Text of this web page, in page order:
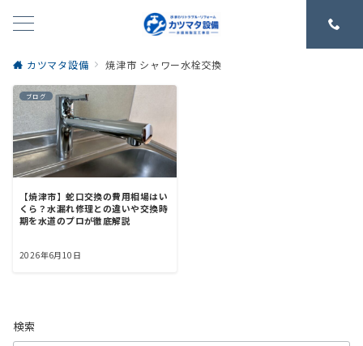
カツマタ設備 焼津市 シャワー水栓交換
ブログ
【焼津市】蛇口交換の費用相場はい
くら？水漏れ修理との違いや交換時
期を水道のプロが徹底解説
2026年6月10日
検索